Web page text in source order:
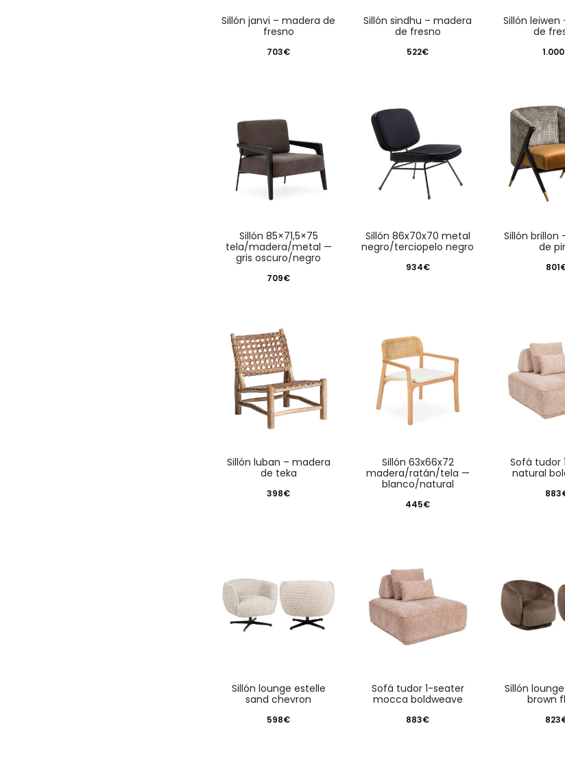
sillón janvi – madera de
fresno
703€
sillón sindhu – madera
de fresno
522€
sillón leiwen – madera
de
1.000
sillón 85×71,5×75
tela/madera/metal —
gris oscuro/negro
709€
sillón 86x70x70 metal
negro/terciopelo negro
934€
sillón brillon – madera
de
801
sillón luban – madera
de teka
398€
sillón 63x66x72
madera/ratán/tela —
blanco/natural
445€
sofá tudor 1-seater
natural
883
sillón lounge estelle
sand chevron
598€
sofá tudor 1-seater
mocca boldweave
883€
sillón lounge negreslo
brown
823